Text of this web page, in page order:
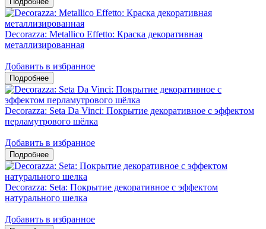
Decorazza: Metallico Effetto: Краска декоративная
металлизированная
Добавить в избранное
Decorazza: Seta Da Vinci: Покрытие декоративное с эффектом
перламутрового шёлка
Добавить в избранное
Decorazza: Seta: Покрытие декоративное с эффектом
натурального шелка
Добавить в избранное